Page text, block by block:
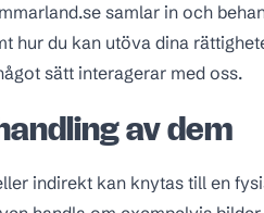
samlar in och
hur du kan utöva dina
sätt interagerar med oss.
av dem
indirekt kan knytas till en